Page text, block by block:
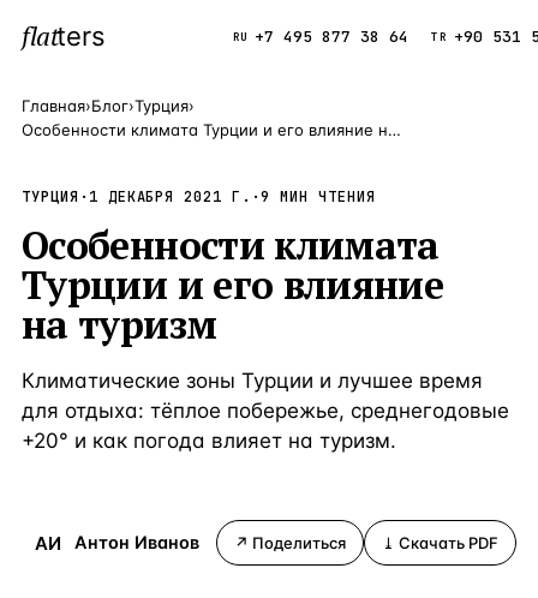
flatters RU +7 495 877 38 64 TR +90 531
Турция —Страна
Россия —Страна 8 554
Испания — Страна 5 430
Кипр —Страна
Таиланд —Страна 2 948
Греция
Турция · 2
Таиланд · 2
Главная›Блог›Турция›
Особенности климата Турции и его влияние на туризм
ТУРЦИЯ · 1 ДЕКАБРЯ 2021 Г. ·9 МИН ЧТЕНИЯ
Особенности климата
Турции и его влияние
на туризм
Климатические зоны Турции и лучшее время
для отдыха: тёплое побережье, среднегодовые
+20° и как погода влияет на туризм.
АИ Антон Иванов ↗ Поделиться ⤓ Скачать PDF